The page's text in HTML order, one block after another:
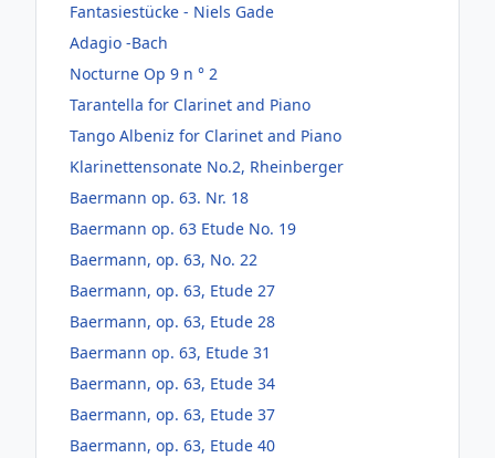
Fantasiestücke - Niels Gade
Adagio -Bach
Nocturne Op 9 n ° 2
Tarantella for Clarinet and Piano
Tango Albeniz for Clarinet and Piano
Klarinettensonate No.2, Rheinberger
Baermann op. 63. Nr. 18
Baermann op. 63 Etude No. 19
Baermann, op. 63, No. 22
Baermann, op. 63, Etude 27
Baermann, op. 63, Etude 28
Baermann op. 63, Etude 31
Baermann, op. 63, Etude 34
Baermann, op. 63, Etude 37
Baermann, op. 63, Etude 40